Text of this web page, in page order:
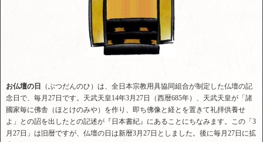
お仏壇の日 （ぶつだんのひ）は、全日本宗教用具協同組合が制定した仏壇の記
念日で、毎月27日です。天武天皇14年3月27日（西暦685年）、天武天皇が「諸
國家毎に佛舎（ほとけのみや）を作り、即ち佛像と経とを置きて礼拝供養せ
よ」との詔を出したとの記述が『日本書紀』にあることにちなみます。この「3
月27日」は旧暦ですが、仏壇の日は新暦3月27日としました。後に毎月27日に拡